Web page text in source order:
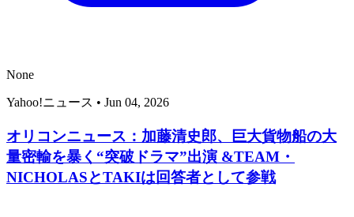
None
Yahoo!ニュース • Jun 04, 2026
オリコンニュース：加藤清史郎、巨大貨物船の大
量密輸を暴く“突破ドラマ”出演 &TEAM・
NICHOLASとTAKIは回答者として参戦